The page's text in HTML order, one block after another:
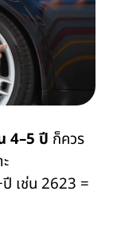
4–5 ปี ก็ควร
เช่น 2623 =